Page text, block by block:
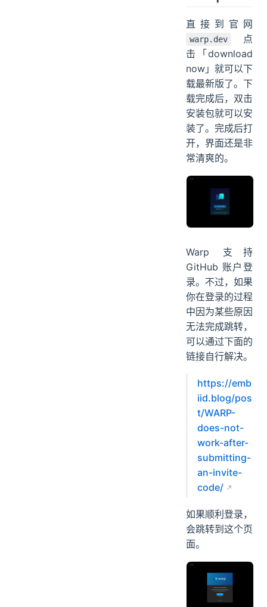
直接到官网
warp.dev
点
击「download
now」就可以下
载最新版了。下
载完成后，双击
安装包就可以安
装了。完成后打
开，界面还是非
常清爽的。
Warp 支持
GitHub 账户登
录。不过，如果
你在登录的过程
中因为某些原因
无法完成跳转，
可以通过下面的
链接自行解决。
https://emb
iid.blog/pos
t/WARP-
does-not-
work-after-
submitting-
an-invite-
code/
如果顺利登录，
会跳转到这个页
面。